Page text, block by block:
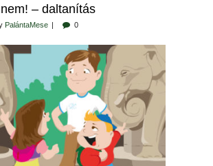
– daltanítás
PalántaMese 0